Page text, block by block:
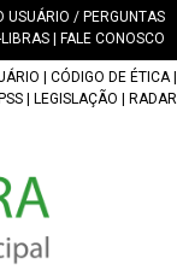
USUÁRIO / PERGUNTAS
FALE CONOSCO
CÓDIGO DE ÉTICA|
LEGISLAÇÃO RADAR